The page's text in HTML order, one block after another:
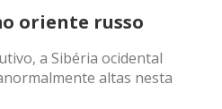
oriente russo
a Sibéria ocidental
altas nesta